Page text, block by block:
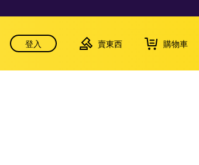
登入 賣東西 購物車